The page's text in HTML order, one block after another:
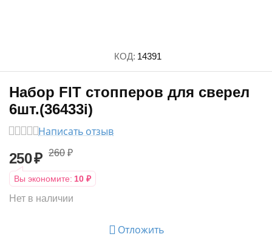
КОД: 14391
Набор FIT стопперов для сверел
6шт.(36433i)
Написать отзыв
250₽ 260 ₽
Вы экономите: 10 ₽
Нет в наличии
Отложить